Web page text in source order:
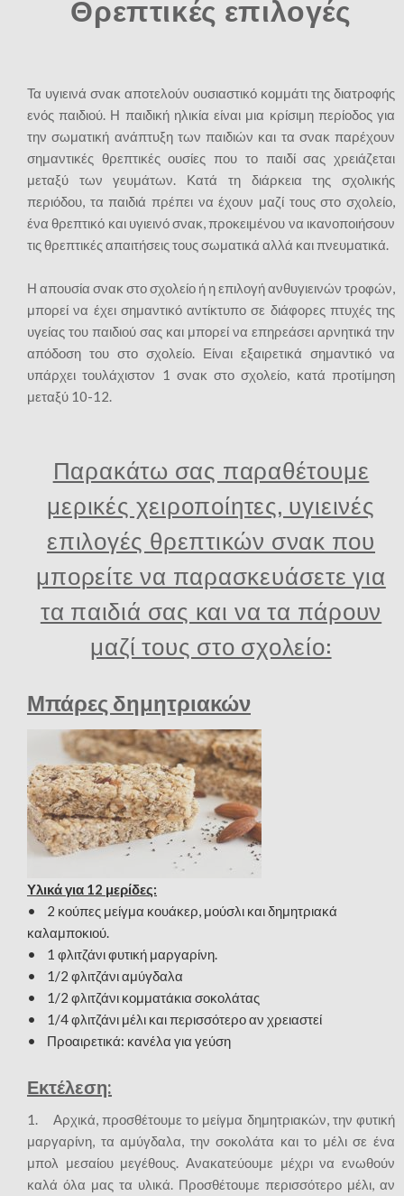
Τα υγιεινά σνακ αποτελούν ουσιαστικό κομμάτι της διατροφής
ενός παιδιού. Η παιδική ηλικία είναι μια κρίσιμη περίοδος για
την σωματική ανάπτυξη των παιδιών και τα σνακ παρέχουν
σημαντικές θρεπτικές ουσίες που το παιδί σας χρειάζεται
μεταξύ των γευμάτων. Κατά τη διάρκεια της σχολικής
περιόδου, τα παιδιά πρέπει να έχουν μαζί τους στο σχολείο,
ένα θρεπτικό και υγιεινό σνακ, προκειμένου να ικανοποιήσουν
τις θρεπτικές απαιτήσεις τους σωματικά αλλά και πνευματικά.
Η απουσία σνακ στο σχολείο ή η επιλογή ανθυγιεινών τροφών,
μπορεί να έχει σημαντικό αντίκτυπο σε διάφορες πτυχές της
υγείας του παιδιού σας και μπορεί να επηρεάσει αρνητικά την
απόδοση του στο σχολείο. Είναι εξαιρετικά σημαντικό να
υπάρχει τουλάχιστον 1 σνακ στο σχολείο, κατά προτίμηση
μεταξύ 10-12.
Παρακάτω σας παραθέτουμε
μερικές χειροποίητες, υγιεινές
επιλογές θρεπτικών σνακ που
μπορείτε να παρασκευάσετε για
τα παιδιά σας και να τα πάρουν
μαζί τους στο σχολείο:
Μπάρες δημητριακών
Υλικά για 12 μερίδες:
• 2 κούπες μείγμα κουάκερ, μούσλι και δημητριακά
καλαμποκιού.
• 1 φλιτζάνι φυτική μαργαρίνη.
• 1/2 φλιτζάνι αμύγδαλα
• 1/2 φλιτζάνι κομματάκια σοκολάτας
• 1/4 φλιτζάνι μέλι και περισσότερο αν χρειαστεί
• Προαιρετικά: κανέλα για γεύση
Εκτέλεση:
1. Αρχικά, προσθέτουμε το μείγμα δημητριακών, την φυτική
μαργαρίνη, τα αμύγδαλα, την σοκολάτα και το μέλι σε ένα
μπολ μεσαίου μεγέθους. Ανακατεύουμε μέχρι να ενωθούν
καλά όλα μας τα υλικά. Προσθέτουμε περισσότερο μέλι, αν